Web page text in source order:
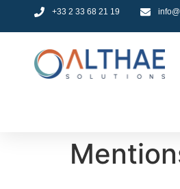
+33 2 33 68 21 19